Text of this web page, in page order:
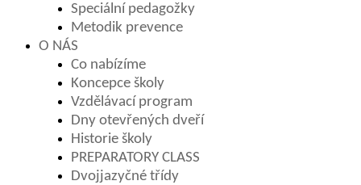
Speciální pedagožky
Metodik prevence
O NÁS
Co nabízíme
Koncepce školy
Vzdělávací program
Dny otevřených dveří
Historie školy
PREPARATORY CLASS
Dvojjazyčné třídy